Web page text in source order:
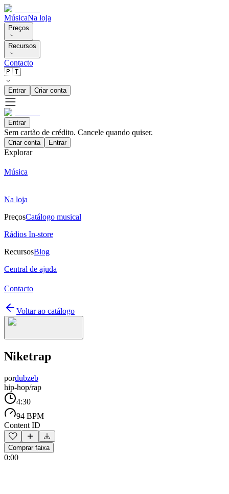
MúsicaNa loja
Preços
Recursos
Contacto
🇵🇹
Entrar Criar conta
Entrar
Sem cartão de crédito. Cancele quando quiser.
Criar conta Entrar
Explorar
Música
Na loja
PreçosCatálogo musical
Rádios In-store
RecursosBlog
Central de ajuda
Contacto
Voltar ao catálogo
Niketrap
pordubzeb
hip-hop/rap
4:30
94 BPM
Content ID
Comprar faixa
0:00